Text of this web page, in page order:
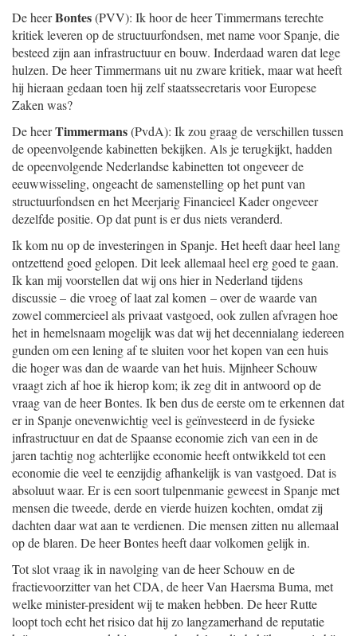
De heerBontes(PVV): Ik hoor de heer Timmermans terechte
kritiek leveren op de structuurfondsen, met name voor Spanje, die
besteed zijn aan infrastructuur en bouw. Inderdaad waren dat lege
hulzen. De heer Timmermans uit nu zware kritiek, maar wat heeft
hij hieraan gedaan toen hij zelf staatssecretaris voor Europese
Zaken was?
De heerTimmermans(PvdA): Ik zou graag de verschillen tussen
de opeenvolgende kabinetten bekijken. Als je terugkijkt, hadden
de opeenvolgende Nederlandse kabinetten tot ongeveer de
eeuwwisseling, ongeacht de samenstelling op het punt van
structuurfondsen en het Meerjarig Financieel Kader ongeveer
dezelfde positie. Op dat punt is er dus niets veranderd.
Ik kom nu op de investeringen in Spanje. Het heeft daar heel lang
ontzettend goed gelopen. Dit leek allemaal heel erg goed te gaan.
Ik kan mij voorstellen dat wij ons hier in Nederland tijdens
discussie – die vroeg of laat zal komen – over de waarde van
zowel commercieel als privaat vastgoed, ook zullen afvragen hoe
het in hemelsnaam mogelijk was dat wij het decennialang iedereen
gunden om een lening af te sluiten voor het kopen van een huis
die hoger was dan de waarde van het huis. Mijnheer Schouw
vraagt zich af hoe ik hierop kom; ik zeg dit in antwoord op de
vraag van de heer Bontes. Ik ben dus de eerste om te erkennen dat
er in Spanje onevenwichtig veel is geïnvesteerd in de fysieke
infrastructuur en dat de Spaanse economie zich van een in de
jaren tachtig nog achterlijke economie heeft ontwikkeld tot een
economie die veel te eenzijdig afhankelijk is van vastgoed. Dat is
absoluut waar. Er is een soort tulpenmanie geweest in Spanje met
mensen die tweede, derde en vierde huizen kochten, omdat zij
dachten daar wat aan te verdienen. Die mensen zitten nu allemaal
op de blaren. De heer Bontes heeft daar volkomen gelijk in.
Tot slot vraag ik in navolging van de heer Schouw en de
fractievoorzitter van het CDA, de heer Van Haersma Buma, met
welke minister-president wij te maken hebben. De heer Rutte
loopt toch echt het risico dat hij zo langzamerhand de reputatie